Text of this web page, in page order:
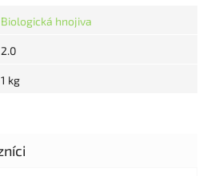
Biologická hnojiva
2.0
1 kg